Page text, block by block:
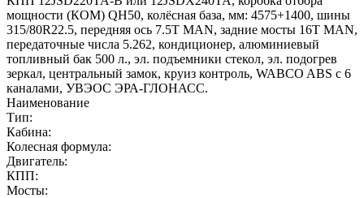
мощности (КОМ) QH50, колёсная база, мм: 4575+1400, шины
315/80R22.5, передняя ось 7.5T MAN, задние мосты 16T MAN,
передаточные числа 5.262, кондиционер, алюминиевый
топливный бак 500 л., эл. подъемники стекол, эл. подогрев
зеркал, центральный замок, круиз контроль, WABCO ABS с 6
каналами, УВЭОС ЭРА-ГЛОНАСС.
Наименование
Тип:
Кабина:
Колесная формула:
Двигатель:
КПП:
Мосты: